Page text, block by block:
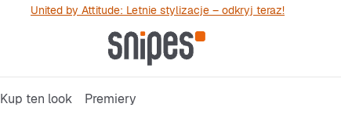
United by Attitude: Letnie stylizacje – odkryj teraz!
Kup ten look Premiery